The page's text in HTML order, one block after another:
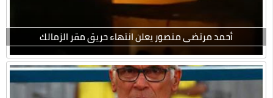
أحمد مرتضى منصور يعلن انتهاء حريق مقر الزمالك